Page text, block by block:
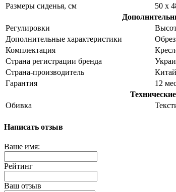
Размеры сиденья, см
50 x
Регулировки
Дополнительные характеристики
Комплектация
Страна регистрации бренда
Страна-производитель
Китай
Гарантия
12
Обивка
Написать отзыв
Ваше имя:
Рейтинг
Ваш отзыв